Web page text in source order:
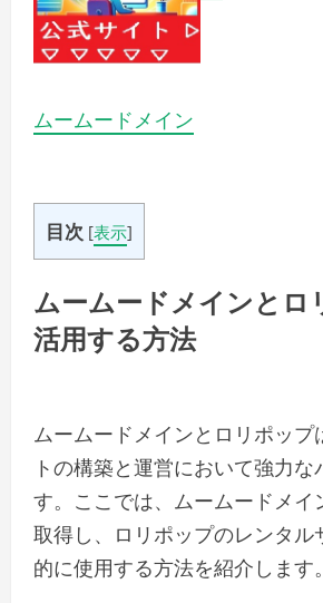
ムームードメイン
目次 [表示]
ムームードメインとロ
活用する方法
ムームードメインとロリポップ
トの構築と運営において強力
す。ここでは、ムームードメイ
取得し、ロリポップのレンタル
的に使用する方法を紹介します。